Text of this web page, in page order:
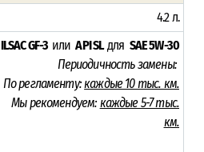
4.2 л.
ILSAC GF-3 илиAPI SLдля SAE 5W-30
Периодичность замены:
По регламенту:каждые 10 тыс. км.
Мы рекомендуем: каждые 5-7 тыс.
км.